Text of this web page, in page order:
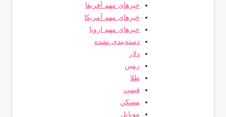
خبرهای مهم آفریقا
خبرهای مهم آمریکا
خبرهای مهم اروپا
دسته‌بندی نشده
دلار
زمین
طلا
قیمت
مسکن
موبایل